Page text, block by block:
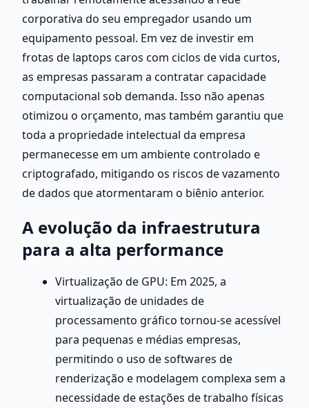
corporativa do seu empregador usando um
equipamento pessoal. Em vez de investir em
frotas de laptops caros com ciclos de vida curtos,
as empresas passaram a contratar capacidade
computacional sob demanda. Isso não apenas
otimizou o orçamento, mas também garantiu que
toda a propriedade intelectual da empresa
permanecesse em um ambiente controlado e
criptografado, mitigando os riscos de vazamento
de dados que atormentaram o biênio anterior.
A evolução da infraestrutura
para a alta performance
Virtualização de GPU: Em 2025, a
virtualização de unidades de
processamento gráfico tornou-se acessível
para pequenas e médias empresas,
permitindo o uso de softwares de
renderização e modelagem complexa sem a
necessidade de estações de trabalho físicas